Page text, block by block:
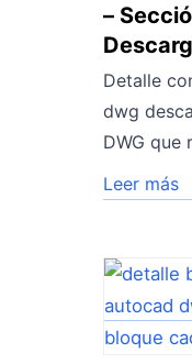
–
Detalle
dwg
DWG que
Leer más